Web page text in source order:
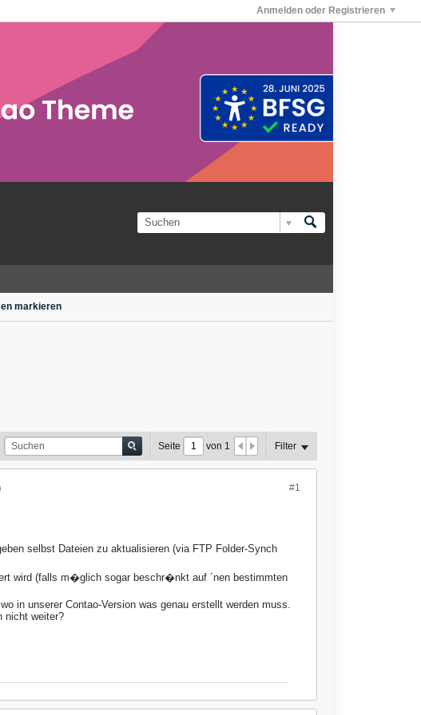
Anmelden oder Registrieren
markieren
Seite von 1 Filter
#1
selbst Dateien zu aktualisieren (via FTP Folder-Synch
wird (falls m�glich sogar beschr�nkt auf ´nen bestimmten
in unserer Contao-Version was genau erstellt werden muss.
nicht weiter?